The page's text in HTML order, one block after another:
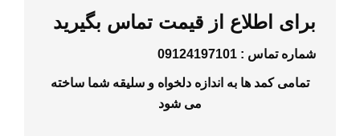
برای اطلاع از قیمت تماس بگیرید
شماره تماس : 09124197101
تمامی کمد ها به اندازه دلخواه و سلیقه شما ساخته
می شود